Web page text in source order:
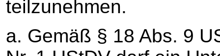
teilzunehmen.
a. Gemäß § 18 Abs. 9